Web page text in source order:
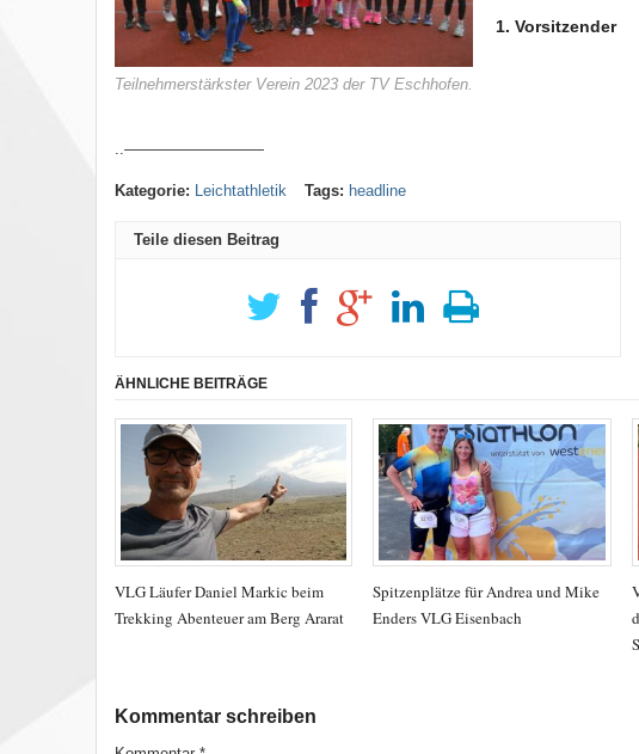
Teilnehmerstärkster Verein 2023 der TV Eschhofen.
1. Vorsitzender
..—————————
Kategorie: Leichtathletik Tags: headline
Teile diesen Beitrag
ÄHNLICHE BEITRÄGE
VLG Läufer Daniel Markic beim
Trekking Abenteuer am Berg Ararat
Spitzenplätze für Andrea und Mike
Enders VLG Eisenbach
Kommentar schreiben